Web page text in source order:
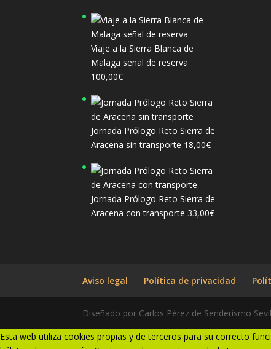
original
era:
305,00€.
Viaje a la Sierra Blanca de
Malaga señal de reserva
100,00€
Jornada Prólogo Reto Sierra de
Aracena sin transporte 18,00€
Jornada Prólogo Reto Sierra de
Aracena con transporte 33,00€
Aviso legal Política de privacidad
Diseñado por Carlos Pérez de Senderismo
Esta web utiliza cookies propias y de terceros para su correcto